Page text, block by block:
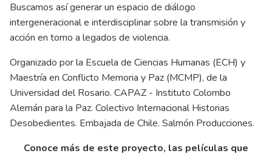
Buscamos así generar un espacio de diálogo
intergeneracional e interdisciplinar sobre la transmisión y
acción en torno a legados de violencia.
Organizado por la Escuela de Ciencias Humanas (ECH) y
Maestría en Conflicto Memoria y Paz (MCMP), de la
Universidad del Rosario. CAPAZ - Instituto Colombo
Alemán para la Paz. Colectivo Internacional Historias
Desobedientes. Embajada de Chile. Salmón Producciones.
Conoce más de este proyecto, las películas que